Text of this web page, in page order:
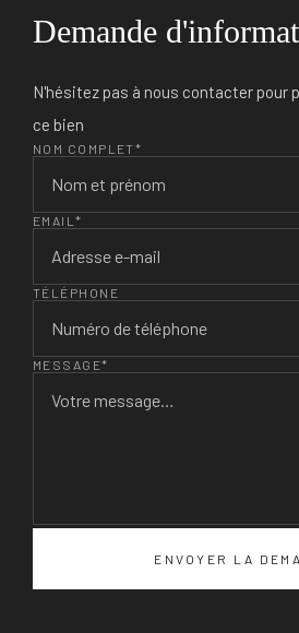
Demande
N'hésitez pas à nous contacter pour
ce bien
NOM COMPLET*
EMAIL*
TÉLÉPHONE
MESSAGE*